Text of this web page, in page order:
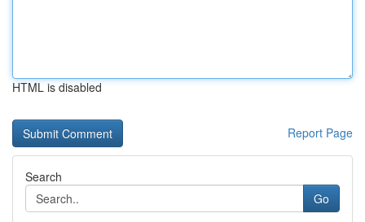
HTML is disabled
Report Page
Search
Go